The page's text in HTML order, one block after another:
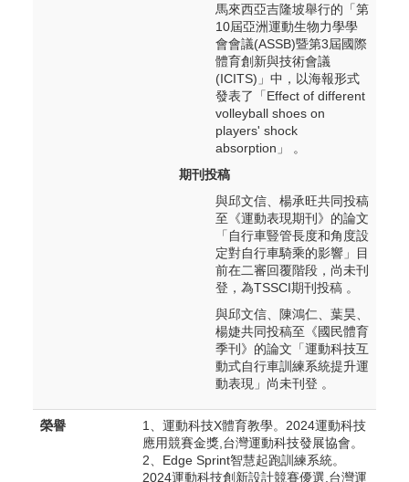
馬來西亞吉隆坡舉行的「第
10屆亞洲運動生物力學學
會會議(ASSB)暨第3屆國際
體育創新與技術會議
(ICITS)」中，以海報形式
發表了「Effect of different
volleyball shoes on
players' shock
absorption」 。
期刊投稿
與邱文信、楊承旺共同投稿
至《運動表現期刊》的論文
「自行車豎管長度和角度設
定對自行車騎乘的影響」目
前在二審回覆階段，尚未刊
登，為TSSCI期刊投稿 。
與邱文信、陳鴻仁、葉昊、
楊婕共同投稿至《國民體育
季刊》的論文「運動科技互
動式自行車訓練系統提升運
動表現」尚未刊登 。
榮譽 1、 運動科技X體育教學。2024運動科技
應用競賽金獎,台灣運動科技發展協會。
2、Edge Sprint智慧起跑訓練系統。
2024運動科技創新設計競賽優選,台灣運